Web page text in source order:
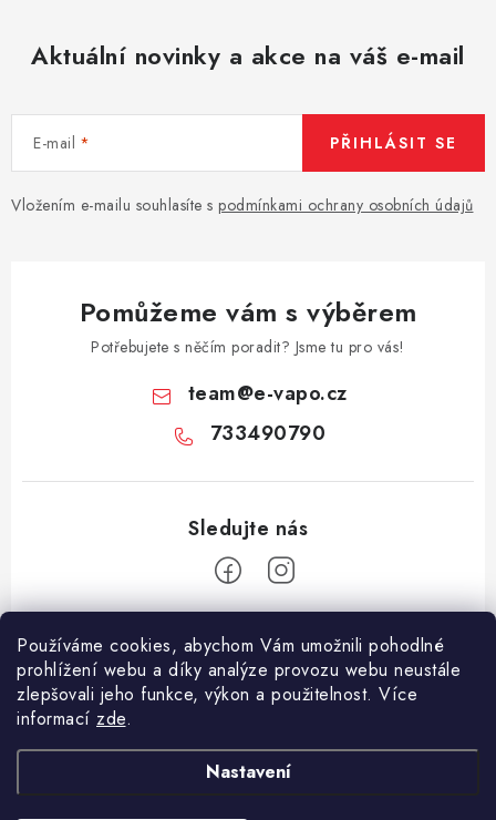
Používáme cookies, abychom Vám umožnili pohodlné
prohlížení webu a díky analýze provozu webu neustále
zlepšovali jeho funkce, výkon a použitelnost. Více
informací zde.
Nastavení
Aktuální novinky a akce na váš e-mail
E-mail
Vložením e-mailu souhlasíte s podmínkami ochrany osobních údajů
PŘIHLÁSIT SE
Pomůžeme vám s výběrem
Potřebujete s něčím poradit? Jsme tu pro vás!
team@e-vapo.cz
733490790
Z
Facebook